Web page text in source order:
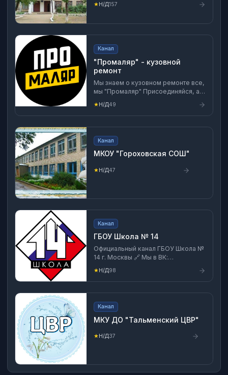
★Н/Д157
Канал
"Промаляр" - кузовной
ремонт
Мы знаем о кузовном ремонте все,
мы "Промаляр" Присоединяйся, а
то потеряешь! И смотрите как мы
занимаемся кузовным ремонтом,
может быть твоего автомобиля! -
Посты - Видео - Новости -
Полезная информация -
Естественно юмор У нас много
всего интересного!
★Н/Д49
Канал
МКОУ "Гороховская СОШ"
★Н/Д47
Канал
ГБОУ Школа № 14
Официальный канал ГБОУ Школа №
14 г. Москвы 🔗 Мы в ВК:
https://vk.com/shkola14zao 🔗Мы в
ТГ: https://t.me/sch14msk
★Н/Д98
Канал
МКУ ДО "Тальменский ЦВР"
★Н/Д37